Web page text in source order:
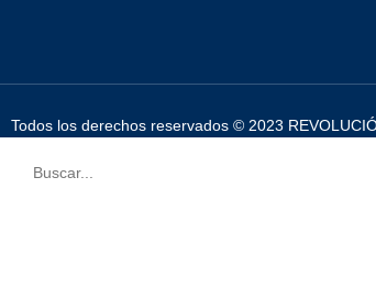
Todos los derechos reservados © 2023